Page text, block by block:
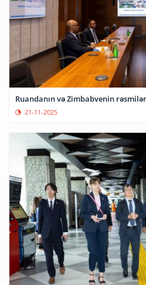
Ruandanın və Zimbabvenin
21-11-2025